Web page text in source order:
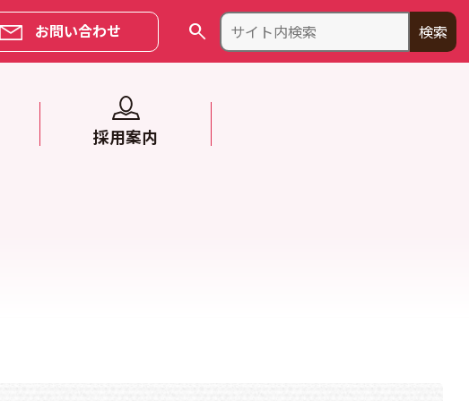
お問い合わせ search 検索
採用案内